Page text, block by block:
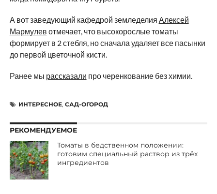
А вот заведующий кафедрой земледелия Алексей
Мармулев отмечает, что высокорослые томаты
формирует в 2 стебля, но сначала удаляет все пасынки
до первой цветочной кисти.
Ранее мы рассказали про черенкование без химии.
ИНТЕРЕСНОЕ, САД-ОГОРОД
РЕКОМЕНДУЕМОЕ
Томаты в бедственном положении:
готовим специальный раствор из трёх
ингредиентов